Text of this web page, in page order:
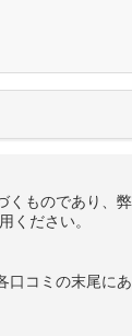
ものであり、
ください。
口コミの末尾に